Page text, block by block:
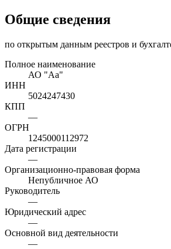
Общие сведения
по открытым данным реестров и
Полное наименование
АО "Аа"
ИНН
5024247430
КПП
—
ОГРН
1245000112972
Дата регистрации
—
Организационно-правовая форма
Непубличное АО
Руководитель
—
Юридический адрес
—
Основной вид деятельности
—